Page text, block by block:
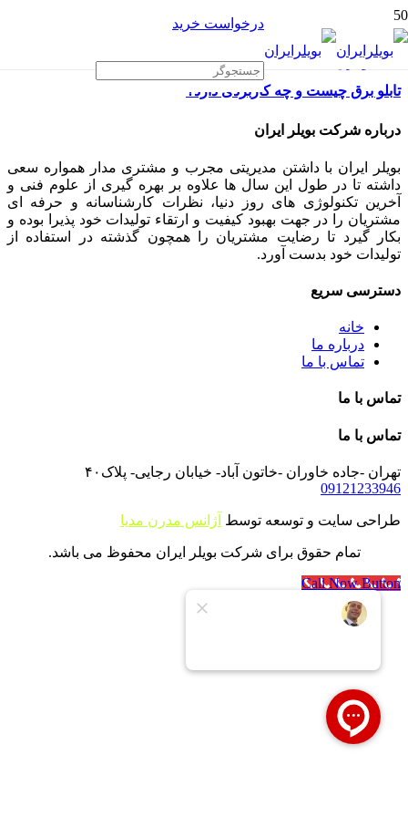
درخواست خرید
تابلو برق چیست و چه کاربردی دارد؟
درباره شرکت بویلر ایران
بویلر ایران با داشتن مدیریتی مجرب و مشتری مدار همواره سعی
داشته تا در طول این سال ها علاوه بر بهره گیری از علوم فنی و
آخرین تکنولوژی های روز دنیا، نظرات کارشناسانه و حرفه ای
مشتریان را در جهت بهبود کیفیت و ارتقاء تولیدات خود پذیرا بوده و
بکار گیرد تا رضایت مشتریان را همچون گذشته در استفاده از
تولیدات خود بدست آورد.
دسترسی سریع
خانه
درباره ما
تماس با ما
تماس با ما
تماس با ما
تهران -جاده خاوران -خاتون آباد- خیابان رجایی- پلاک۴۰
09121233946
طراحی سایت و توسعه توسط آژانس مدرن مدیا
تمام حقوق برای شرکت بویلر ایران محفوظ می باشد.
Call Now Button